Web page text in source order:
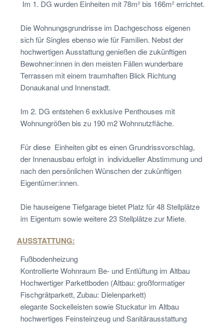
Im 1. DG wurden Einheiten mit 78m² bis 166m² errichtet.
Die Wohnungsgrundrisse im Dachgeschoss eigenen
sich für Singles ebenso wie für Familien. Nebst der
hochwertigen Ausstattung genießen die zukünftigen
Bewohner:innen in den meisten Fällen wunderbare
Terrassen mit einem traumhaften Blick Richtung
Donaukanal und Innenstadt.
Im 2. DG entstehen 6 exklusive Penthouses mit
Wohnungrößen bis zu 190 m2 Wohnnutzfläche.
Für diese Einheiten gibt es einen Grundrissvorschlag,
der Innenausbau erfolgt in individueller Abstimmung und
nach den persönlichen Wünschen der zukünftigen
Eigentümer:innen.
Die hauseigene Tiefgarage bietet Platz für 48 Stellplätze
im Eigentum sowie weitere 23 Stellplätze zur Miete.
AUSSTATTUNG:
Fußbodenheizung
Kontrollierte Wohnraum Be- und Entlüftung im Altbau
Hochwertiger Parkettboden (Altbau: großformatiger
Fischgrätparkett, Zubau: Dielenparkett)
elegante Sockelleisten sowie Stuckatur im Altbau
hochwertiges Feinsteinzeug und Sanitärausstattung